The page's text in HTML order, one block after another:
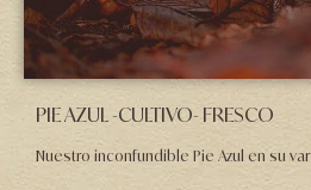
PIE AZUL -CULTIVO- FRESCO
Nuestro inconfundible Pie Azul en su